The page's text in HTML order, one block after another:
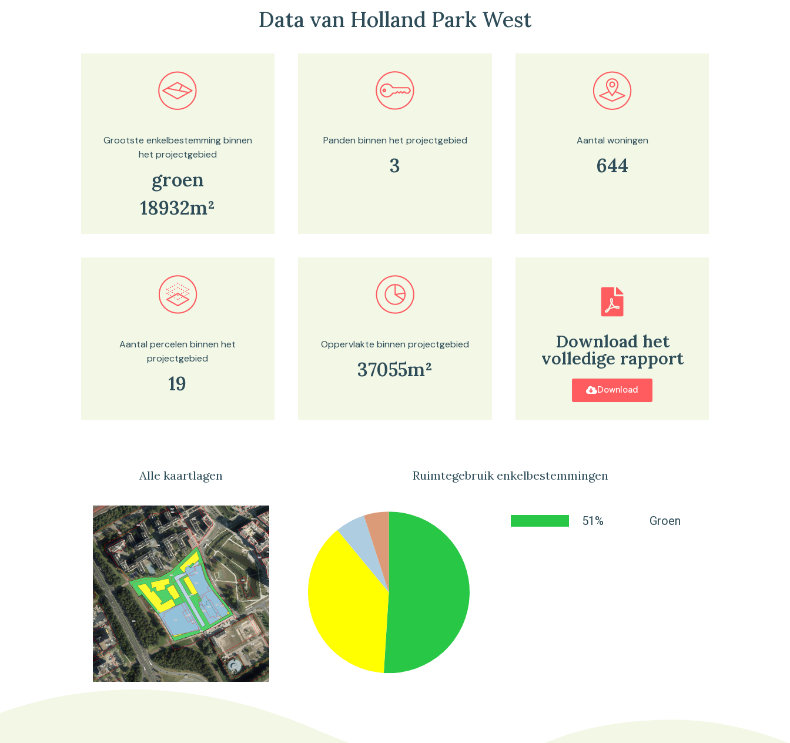
Data van Holland Park West
Bekijk in onze kaartviewer
Grootste enkelbestemming binnen
het projectgebied
groen
18932m²
Bekijk in onze kaartviewer
Panden binnen het projectgebied
3
Bekijk in onze kaartviewer
Aantal woningen
644
Bekijk in onze kaartviewer
Aantal percelen binnen het
projectgebied
19
Bekijk in onze kaartviewer
Oppervlakte binnen projectgebied
37055m²
Download het
volledige rapport
Download
Alle kaartlagen Ruimtegebruik enkelbestemmingen
51% Groen